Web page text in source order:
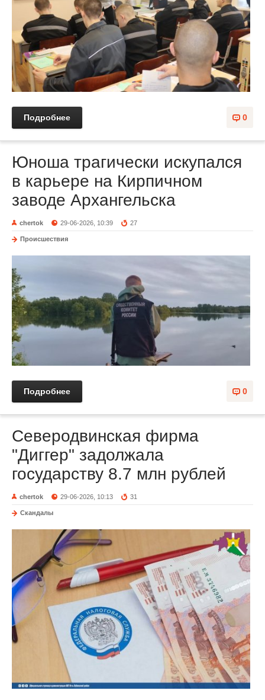
0
Подробнее
Юноша трагически искупался
в карьере на Кирпичном
заводе Архангельска
chertok 29-06-2026, 10:39 27
Происшествия
0
Подробнее
Северодвинская фирма
"Диггер" задолжала
государству 8.7 млн рублей
chertok 29-06-2026, 10:13 31
Скандалы